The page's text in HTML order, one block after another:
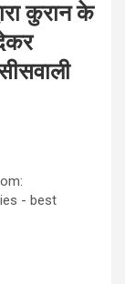
कुरान के
- best